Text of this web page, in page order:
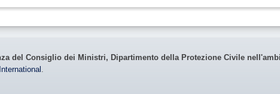
del Consiglio dei Ministri, Dipartimento della Protezione Civile
.